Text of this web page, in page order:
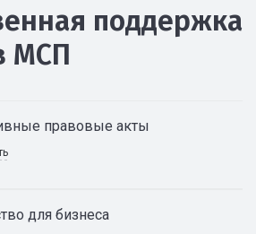
поддержка
МСП
правовые акты
для бизнеса